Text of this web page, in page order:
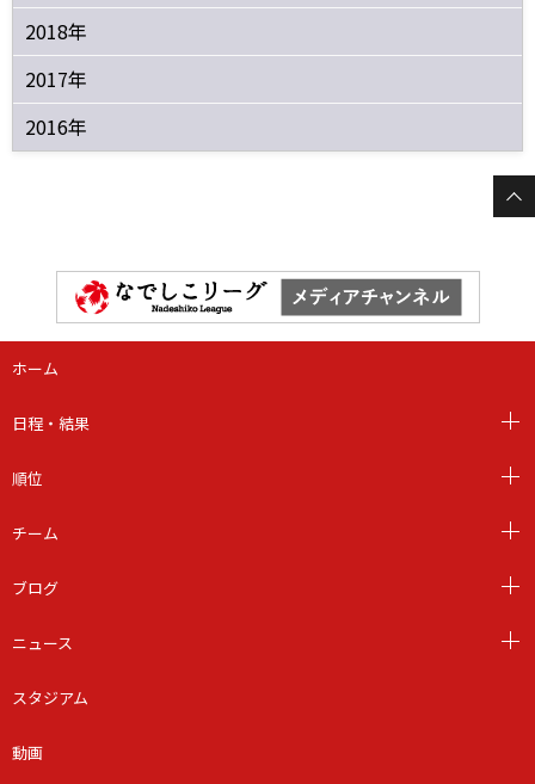
2018年
2017年
2016年
ホーム
日程・結果
順位
チーム
ブログ
ニュース
スタジアム
動画